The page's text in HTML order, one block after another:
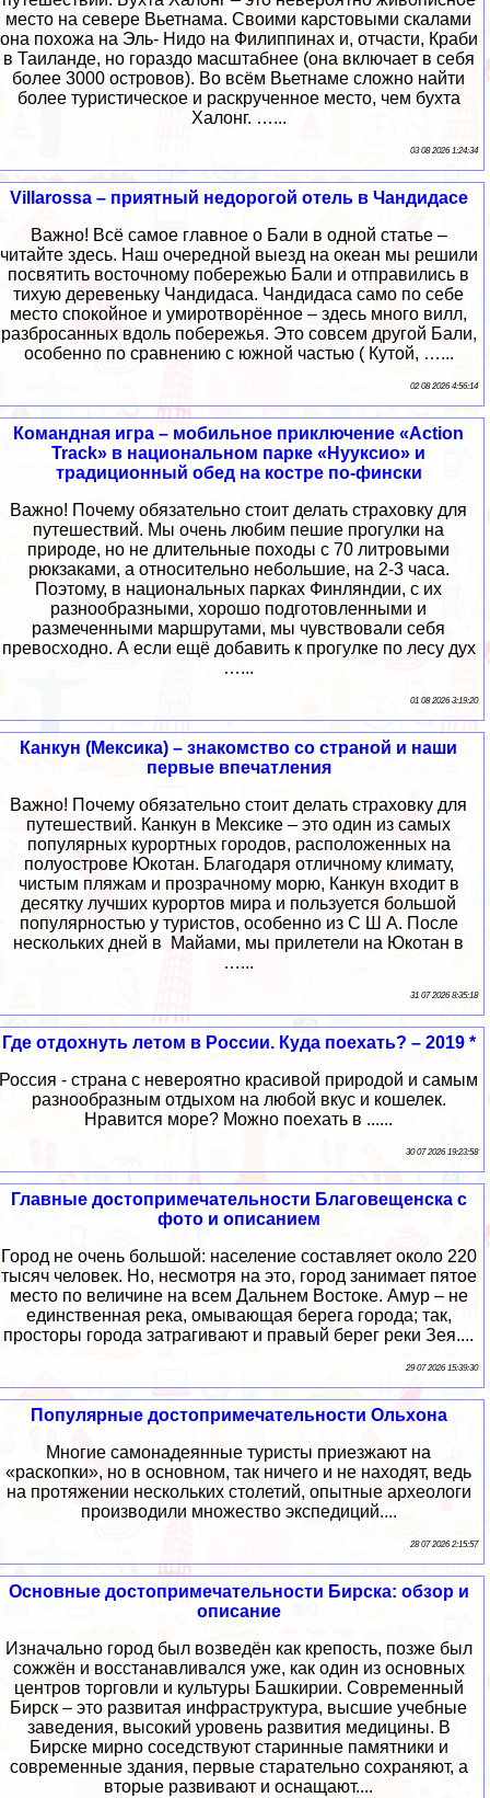
место на севере Вьетнама. Своими карстовыми скалами
она похожа на Эль- Нидо на Филиппинах и, отчасти, Краби
в Таиланде, но гораздо масштабнее (она включает в себя
более 3000 островов). Во всём Вьетнаме сложно найти
более туристическое и раскрученное место, чем бухта
Халонг. …...
03 08 2026 1:24:34
Villarossa – приятный недорогой отель в Чандидасе
Важно! Всё самое главное о Бали в одной статье –
читайте здесь. Наш очередной выезд на океан мы решили
посвятить восточному побережью Бали и отправились в
тихую деревеньку Чандидаса. Чандидаса само по себе
место спокойное и умиротворённое – здесь много вилл,
разбросанных вдоль побережья. Это совсем другой Бали,
особенно по сравнению с южной частью ( Кутой, …...
02 08 2026 4:56:14
Командная игра – мобильное приключение «Action
Track» в национальном парке «Нууксио» и
традиционный обед на костре по-фински
Важно! Почему обязательно стоит делать страховку для
путешествий. Мы очень любим пешие прогулки на
природе, но не длительные походы с 70 литровыми
рюкзаками, а относительно небольшие, на 2-3 часа.
Поэтому, в национальных парках Финляндии, с их
разнообразными, хорошо подготовленными и
размеченными маршрутами, мы чувствовали себя
превосходно. А если ещё добавить к прогулке по лесу дух
…...
01 08 2026 3:19:20
Канкун (Мексика) – знакомство со страной и наши
первые впечатления
Важно! Почему обязательно стоит делать страховку для
путешествий. Канкун в Мексике – это один из самых
популярных курортных городов, расположенных на
полуострове Юкотан. Благодаря отличному климату,
чистым пляжам и прозрачному морю, Канкун входит в
десятку лучших курортов мира и пользуется большой
популярностью у туристов, особенно из С Ш А. После
нескольких дней в Майами, мы прилетели на Юкотан в
…...
31 07 2026 8:35:18
Где отдохнуть летом в России. Куда поехать? – 2019 *
Россия - страна с невероятно красивой природой и самым
разнообразным отдыхом на любой вкус и кошелек.
Нравится море? Можно поехать в ......
30 07 2026 19:23:58
Главные достопримечательности Благовещенска с
фото и описанием
Город не очень большой: население составляет около 220
тысяч человек. Но, несмотря на это, город занимает пятое
место по величине на всем Дальнем Востоке. Амур – не
единственная река, омывающая берега города; так,
просторы города затрагивают и правый берег реки Зея....
29 07 2026 15:39:30
Популярные достопримечательности Ольхона
Многие самонадеянные туристы приезжают на
«раскопки», но в основном, так ничего и не находят, ведь
на протяжении нескольких столетий, опытные археологи
производили множество экспедиций....
28 07 2026 2:15:57
Основные достопримечательности Бирска: обзор и
описание
Изначально город был возведён как крепость, позже был
сожжён и восстанавливался уже, как один из основных
центров торговли и культуры Башкирии. Современный
Бирск – это развитая инфраструктура, высшие учебные
заведения, высокий уровень развития медицины. В
Бирске мирно соседствуют старинные памятники и
современные здания, первые старательно сохраняют, а
вторые развивают и оснащают....